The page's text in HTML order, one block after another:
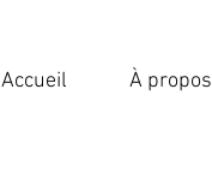
Accueil À propos